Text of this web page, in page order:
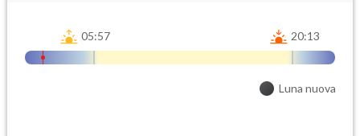
05:57 20:13
Luna nuova